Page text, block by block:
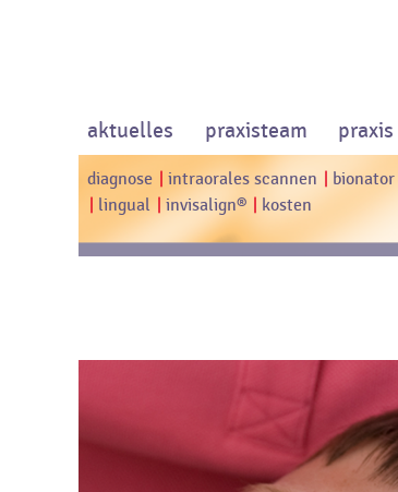
aktuelles praxisteam praxis
diagnose intraorales scannen bionator
lingual
invisalign® kosten